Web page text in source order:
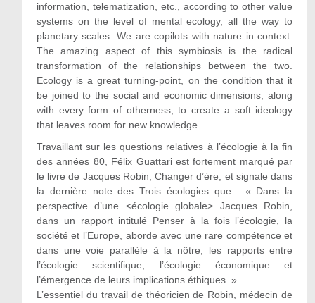
information, telematization, etc., according to other value
systems on the level of mental ecology, all the way to
planetary scales. We are copilots with nature in context.
The amazing aspect of this symbiosis is the radical
transformation of the relationships between the two.
Ecology is a great turning-point, on the condition that it
be joined to the social and economic dimensions, along
with every form of otherness, to create a soft ideology
that leaves room for new knowledge.
Travaillant sur les questions relatives à l’écologie à la fin
des années 80, Félix Guattari est fortement marqué par
le livre de Jacques Robin, Changer d’ère, et signale dans
la dernière note des Trois écologies que : « Dans la
perspective d’une <écologie globale> Jacques Robin,
dans un rapport intitulé Penser à la fois l’écologie, la
société et l’Europe, aborde avec une rare compétence et
dans une voie parallèle à la nôtre, les rapports entre
l’écologie scientifique, l’écologie économique et
l’émergence de leurs implications éthiques. »
L’essentiel du travail de théoricien de Robin, médecin de